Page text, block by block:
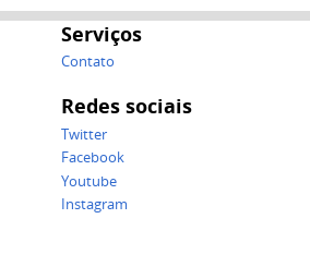
Serviços
Contato
Redes sociais
Twitter
Facebook
Youtube
Instagram